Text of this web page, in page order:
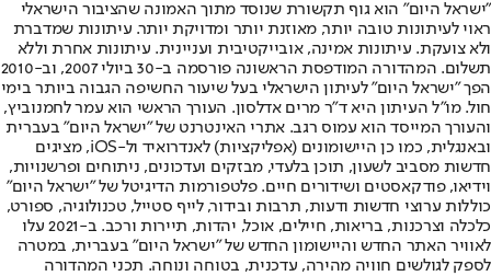
"ישראל היום" הוא גוף תקשורת שנוסד מתוך האמונה שהציבור הישראלי
ראוי לעיתונות טובה יותר, מאוזנת יותר ומדויקת יותר. עיתונות שמדברת
ולא צועקת. עיתונות אמינה, אובייקטיבית ועניינית. עיתונות אחרת וללא
תשלום. המהדורה המודפסת הראשונה פורסמה ב-30 ביולי 2007, וב-2010
הפך "ישראל היום" לעיתון הישראלי בעל שיעור החשיפה הגבוה ביותר בימי
חול. מו"ל העיתון היא ד"ר מרים אדלסון. העורך הראשי הוא עמר לחמנוביץ,
והעורך המייסד הוא עמוס רגב. אתרי האינטרנט של "ישראל היום" בעברית
ובאנגלית, כמו כן היישומונים (אפליקציות) לאנדרואיד ול-iOS, מציגים
חדשות מסביב לשעון, תוכן בלעדי, מבזקים ועדכונים, ניתוחים ופרשנויות,
וידיאו, פודקאסטים ושידורים חיים. פלטפורמות הדיגיטל של "ישראל היום"
כוללות ערוצי חדשות ודעות, תרבות ובידור, לייף סטייל, טכנולוגיה, ספורט,
כלכלה וצרכנות, בריאות, חיילים, אוכל, יהדות, תיירות ורכב. ב-2021 עלו
לאוויר האתר החדש והיישומון החדש של "ישראל היום" בעברית, במטרה
לספק לגולשים חוויה מהירה, עדכנית, בטוחה ונוחה. תכני המהדורה